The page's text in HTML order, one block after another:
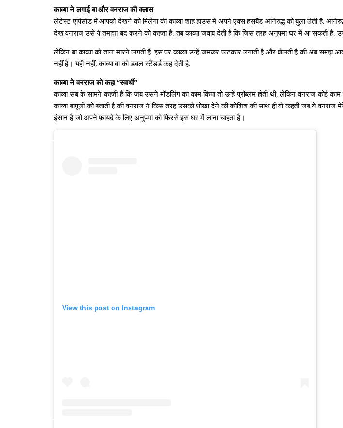
काव्या ने लगाई बा और वनराज की क्लास
लेटेस्ट एपिसोड में आपको देखने को मिलेगा की काव्या शाह हाउस में अपने एक्स हसबैंड अनिरुद्ध को बुला लेती है.
देख वनराज उसे ये तमाशा बंद करने को कहता है, तब काव्या जवाब देती है कि जिस तरह अनुपमा घर में आ सकती है,
लेकिन बा काव्या को ताना मारने लगती है. इस पर काव्या उन्हें जमकर फटकार लगाती है और बोलती है की अब समझ
नहीं है। यही नहीं, काव्या बा को डबल स्टैंडर्ड कह देती है.
काव्या ने वनराज को कहा “स्वार्थी”
काव्या सब के सामने कहती है कि जब उसने मॉडलिंग का काम किया तो उन्हें प्रॉब्लम होती थी, लेकिन वनराज कोई
काव्या बापूजी को बताती है की वनराज ने किस तरह उसको धोखा देने की कोशिश की साथ ही वो कहती जब ये
इंसान है जो अपने फ़ायदे के लिए अनुपमा को फिरसे इस घर में लाना चाहता है।
View this post on Instagram